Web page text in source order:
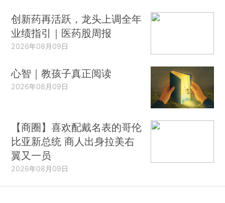
创新药再活跃，龙头上调全年
业绩指引｜医药股周报
2026年08月09日
心智｜教孩子真正阅读
2026年08月09日
【商圈】喜欢配戴名表的哥伦
比亚新总统 商人出身拉美右
翼又一员
2026年08月09日